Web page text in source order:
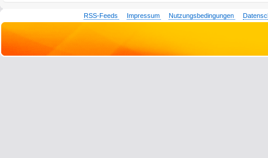
RSS-Feeds Impressum Nutzungsbedingungen